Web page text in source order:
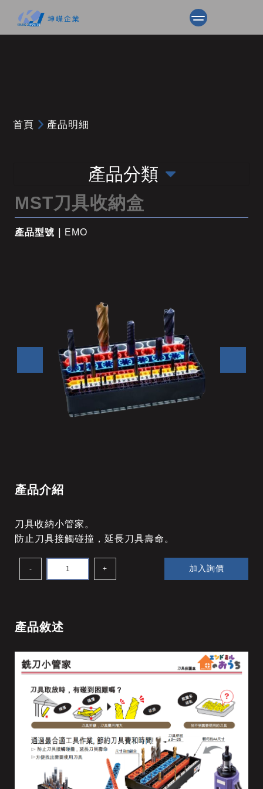
首頁 產品明細
產品分類
MST刀具收納盒
產品型號｜ EMO
產品介紹
刀具收納小管家。
防止刀具接觸碰撞，延長刀具壽命。
- + 加入詢價
產品敘述